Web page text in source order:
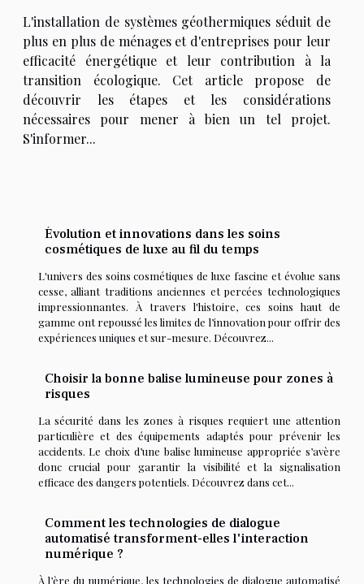
L'installation de systèmes géothermiques séduit de
plus en plus de ménages et d'entreprises pour leur
efficacité énergétique et leur contribution à la
transition écologique. Cet article propose de
découvrir les étapes et les considérations
nécessaires pour mener à bien un tel projet.
S'informer...
Évolution et innovations dans les soins
cosmétiques de luxe au fil du temps
L'univers des soins cosmétiques de luxe fascine et évolue sans
cesse, alliant traditions anciennes et percées technologiques
impressionnantes. À travers l'histoire, ces soins haut de
gamme ont repoussé les limites de l’innovation pour offrir des
expériences uniques et sur-mesure. Découvrez...
Choisir la bonne balise lumineuse pour zones à
risques
La sécurité dans les zones à risques requiert une attention
particulière et des équipements adaptés pour prévenir les
accidents. Le choix d’une balise lumineuse appropriée s’avère
donc crucial pour garantir la visibilité et la signalisation
efficace des dangers potentiels. Découvrez dans cet...
Comment les technologies de dialogue
automatisé transforment-elles l'interaction
numérique ?
À l’ère du numérique, les technologies de dialogue automatisé